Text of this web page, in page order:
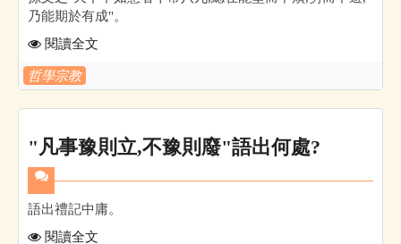
乃能期於有成"。
閱讀全文
哲學宗教
"凡事豫則立,不豫則廢"語出何處?
語出禮記中庸。
閱讀全文